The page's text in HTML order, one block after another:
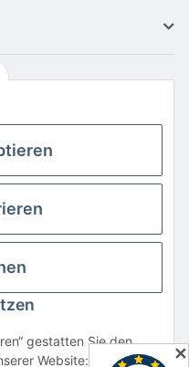
und Ladegeräten
gestatten Sie den
Website: YouTube,
✕